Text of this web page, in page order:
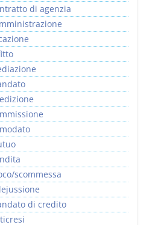
di agenzia
scommessa
di credito